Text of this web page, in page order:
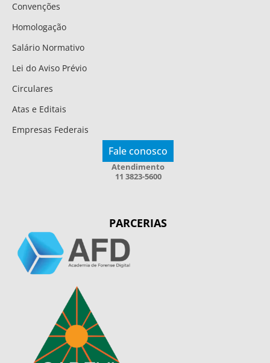
Convenções
Homologação
Salário Normativo
Lei do Aviso Prévio
Circulares
Atas e Editais
Empresas Federais
Fale conosco
Atendimento
11 3823-5600
PARCERIAS